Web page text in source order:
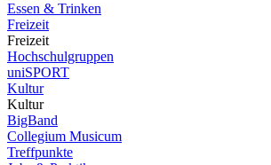
Essen & Trinken
Freizeit
Freizeit
Hochschulgruppen
uniSPORT
Kultur
Kultur
BigBand
Collegium Musicum
Treffpunkte